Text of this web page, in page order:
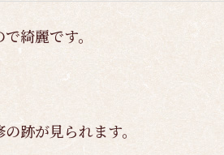
綺麗です。
跡が見られます。